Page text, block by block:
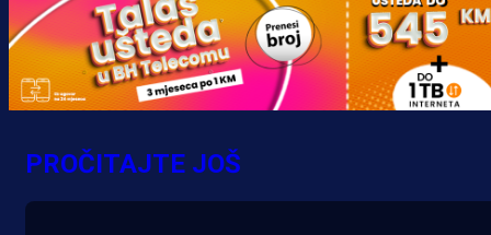
PROČITAJTE JOŠ